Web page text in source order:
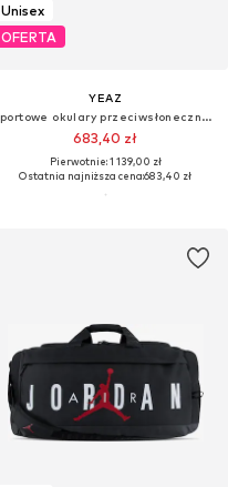
Unisex
OFERTA
YEAZ
Sportowe okulary przeciwsłoneczne 'Sunup'
683,40 zł
Pierwotnie: 1 139,00 zł
Ostatnia najniższa cena:683,40 zł